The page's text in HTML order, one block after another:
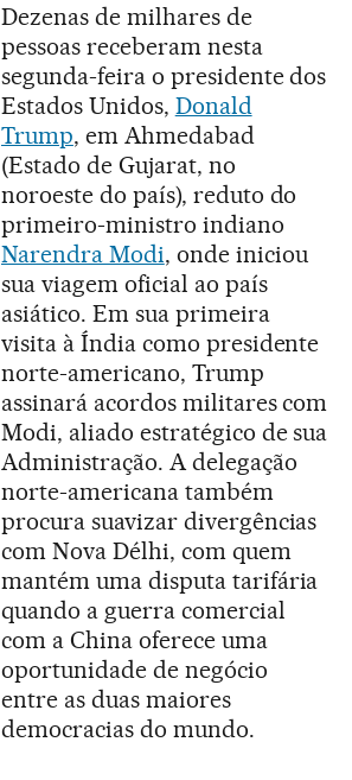
Dezenas de milhares de
pessoas receberam nesta
segunda-feira o presidente dos
Estados Unidos, Donald
Trump, em Ahmedabad
(Estado de Gujarat, no
noroeste do país), reduto do
primeiro-ministro indiano
Narendra Modi, onde iniciou
sua viagem oficial ao país
asiático. Em sua primeira
visita à Índia como presidente
norte-americano, Trump
assinará acordos militares com
Modi, aliado estratégico de sua
Administração. A delegação
norte-americana também
procura suavizar divergências
com Nova Délhi, com quem
mantém uma disputa tarifária
quando a guerra comercial
com a China oferece uma
oportunidade de negócio
entre as duas maiores
democracias do mundo.